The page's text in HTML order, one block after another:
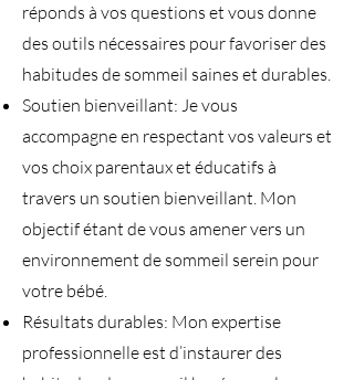
réponds à vos questions et vous donne
des outils nécessaires pour favoriser des
habitudes de sommeil saines et durables.
Soutien bienveillant: Je vous
accompagne en respectant vos valeurs et
vos choix parentaux et éducatifs à
travers un soutien bienveillant. Mon
objectif étant de vous amener vers un
environnement de sommeil serein pour
votre bébé.
Résultats durables: Mon expertise
professionnelle est d’instaurer des